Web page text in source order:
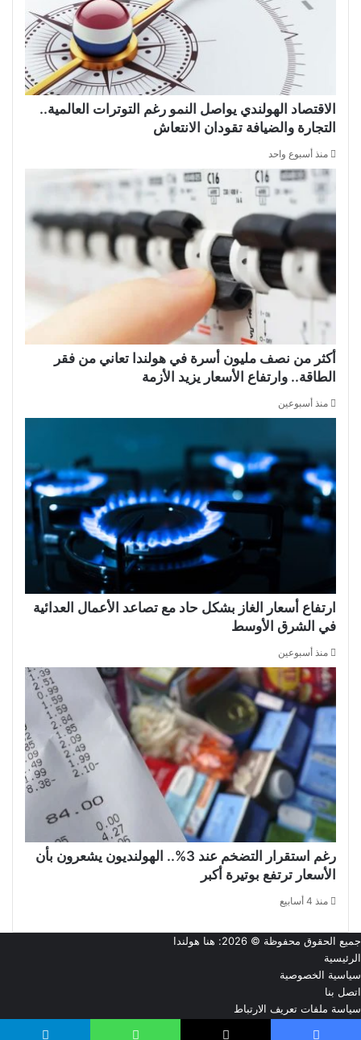
الاقتصاد الهولندي يواصل النمو رغم التوترات العالمية..
التجارة والضيافة تقودان الانتعاش
منذ أسبوع واحد
أكثر من نصف مليون أسرة في هولندا تعاني من فقر
الطاقة.. وارتفاع الأسعار يزيد الأزمة
منذ أسبوعين
ارتفاع أسعار الغاز بشكل حاد مع تصاعد الأعمال العدائية
في الشرق الأوسط
منذ أسبوعين
رغم استقرار التضخم عند 3%.. الهولنديون يشعرون بأن
الأسعار ترتفع بوتيرة أكبر
منذ 4 أسابيع
جميع الحقوق محفوظة © 2026:
هنا هولندا
الرئيسية
سياسية الخصوصية
اتصل بنا
سياسة ملفات تعريف الارتباط